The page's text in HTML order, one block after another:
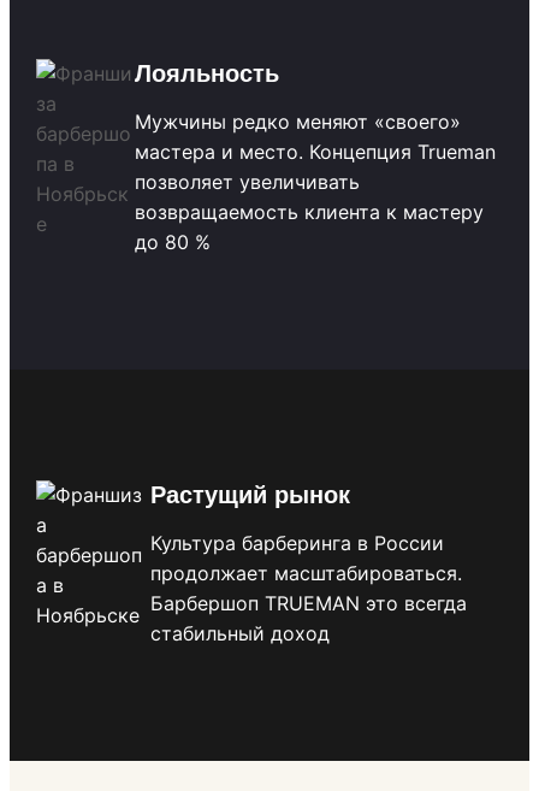
Лояльность
Мужчины редко меняют «своего»
мастера и место. Концепция Trueman
позволяет увеличивать
возвращаемость клиента к мастеру
до 80 %
Растущий рынок
Культура барберинга в России
продолжает масштабироваться.
Барбершоп TRUEMAN это всегда
стабильный доход